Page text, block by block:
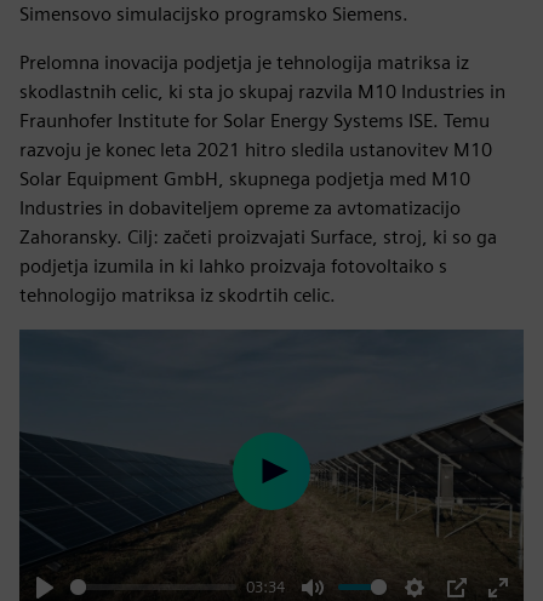
Simensovo simulacijsko programsko Siemens.
Prelomna inovacija podjetja je tehnologija matriksa iz
skodlastnih celic, ki sta jo skupaj razvila M10 Industries in
Fraunhofer Institute for Solar Energy Systems ISE. Temu
razvoju je konec leta 2021 hitro sledila ustanovitev M10
Solar Equipment GmbH, skupnega podjetja med M10
Industries in dobaviteljem opreme za avtomatizacijo
Zahoransky. Cilj: začeti proizvajati Surface, stroj, ki so ga
podjetja izumila in ki lahko proizvaja fotovoltaiko s
tehnologijo matriksa iz skodrtih celic.
03:34
Play